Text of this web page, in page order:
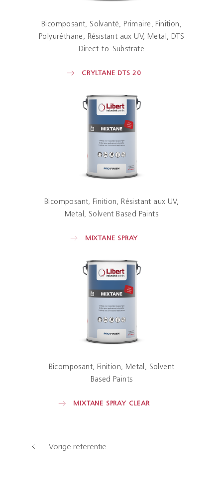
Bicomposant Solvanté Primaire
Finition
Polyuréthane
Résistant aux UV Metal
DTS
Direct-to-Substrate
CRYLTANE DTS 20
Bicomposant Finition
Résistant aux UV
Metal
Solvent Based Paints
MIXTANE SPRAY
Bicomposant Finition Metal
Solvent
Based Paints
MIXTANE SPRAY CLEAR
Vorige referentie